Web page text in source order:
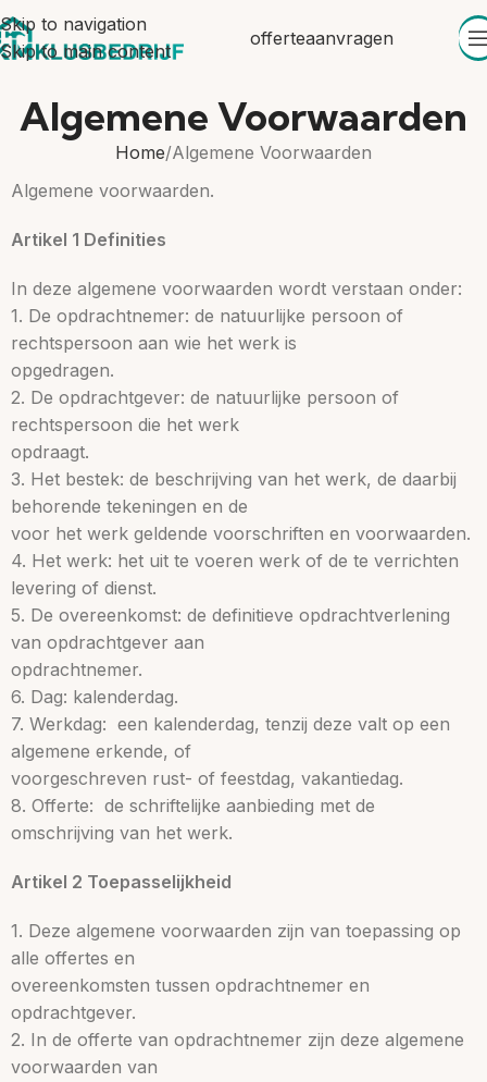
Skip to navigation
Skip to main content
offerteaanvragen
Algemene Voorwaarden
Home Algemene Voorwaarden
Algemene voorwaarden.
Artikel 1 Definities
In deze algemene voorwaarden wordt verstaan onder:
1. De opdrachtnemer:​ de natuurlijke persoon of
rechtspersoon aan wie het werk is
opgedragen.
2. De opdrachtgever:​ de natuurlijke persoon of
rechtspersoon die het werk
opdraagt.
3. Het bestek:​ de beschrijving van het werk, de daarbij
behorende tekeningen en de
voor het werk geldende voorschriften en voorwaarden.
4. Het werk:​ het uit te voeren werk of de te verrichten
levering of dienst.
5. De overeenkomst:​ de definitieve opdrachtverlening
van opdrachtgever aan
opdrachtnemer.
6. Dag:​ kalenderdag.
7. Werkdag: ​ een kalenderdag, tenzij deze valt op een
algemene erkende, of
voorgeschreven rust- of feestdag, vakantiedag.
8. Offerte: ​ de schriftelijke aanbieding met de
omschrijving van het werk.
Artikel 2 Toepasselijkheid
1. Deze algemene voorwaarden zijn van toepassing op
alle offertes en
overeenkomsten tussen opdrachtnemer en
opdrachtgever.
2. In de offerte van opdrachtnemer zijn deze algemene
voorwaarden van